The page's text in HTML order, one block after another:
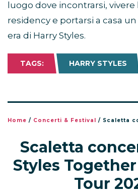
luogo dove incontrarsi, vivere
residency e portarsi a casa
era di Harry Styles.
TAGS: HARRY STYLES
Home / Concerti & Festival / Scaletta concerto
Scaletta
Styles
Tour